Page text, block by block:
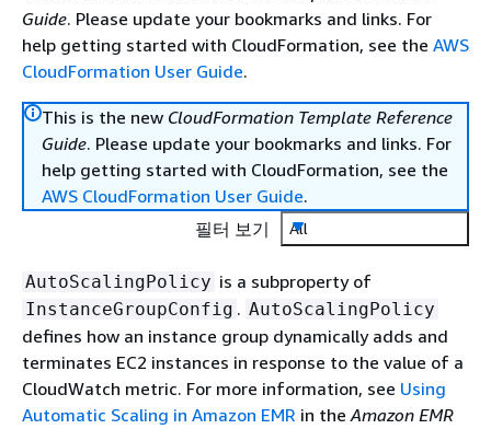
Guide. Please update your bookmarks and links. For
help getting started with CloudFormation, see the AWS
CloudFormation User Guide.
This is the new CloudFormation Template Reference
Guide. Please update your bookmarks and links. For
help getting started with CloudFormation, see the
AWS CloudFormation User Guide.
필터 보기
All
AutoScalingPolicy is a subproperty of
InstanceGroupConfig . AutoScalingPolicy
defines how an instance group dynamically adds and
terminates EC2 instances in response to the value of a
CloudWatch metric. For more information, see Using
Automatic Scaling in Amazon EMR in theAmazon EMR